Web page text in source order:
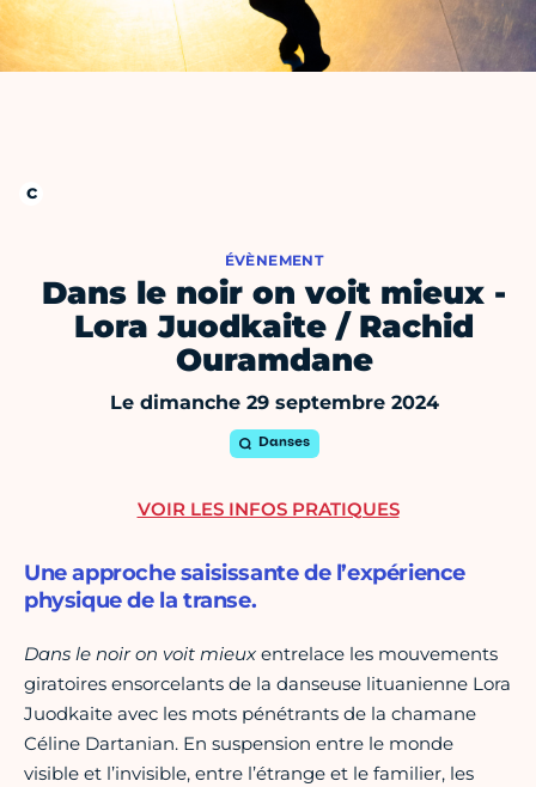
ÉVÈNEMENT
Dans le noir on voit mieux -
Lora Juodkaite / Rachid
Ouramdane
Le dimanche 29 septembre 2024
Danses
Une approche saisissante de l’expérience
physique de la transe.
Dans le noir on voit mieux entrelace les mouvements
giratoires ensorcelants de la danseuse lituanienne Lora
Juodkaite avec les mots pénétrants de la chamane
Céline Dartanian. En suspension entre le monde
visible et l’invisible, entre l’étrange et le familier, les
VOIR LES INFOS PRATIQUES